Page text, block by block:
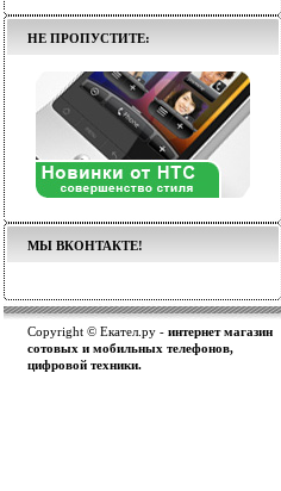
НЕ ПРОПУСТИТЕ:
МЫ ВКОНТАКТЕ!
Copyright © Екател.ру - интернет магазин
сотовых и мобильных телефонов,
цифровой техники.